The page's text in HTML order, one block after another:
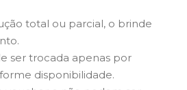
total ou parcial, o brinde
ser trocada apenas por
disponibilidade.